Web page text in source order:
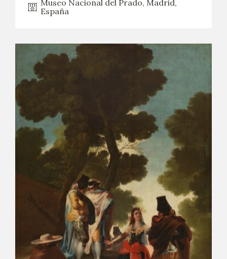
Museo Nacional del Prado, Madrid,
España